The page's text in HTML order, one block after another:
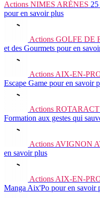
Actions NIMES ARÈNES 25
pour en savoir plus
Actions GOLFE DE
et des Gourmets pour en
Actions AIX-EN-
Escape Game pour en savoir
Actions
Formation aux gestes qui
Actions AVIGNON
en savoir plus
Actions AIX-EN-
Manga Aix'Po pour en savoir